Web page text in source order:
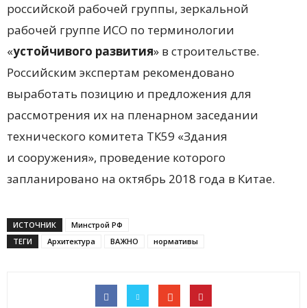
российской рабочей группы, зеркальной
рабочей группе ИСО по терминологии
«устойчивого развития» в строительстве.
Российским экспертам рекомендовано
выработать позицию и предложения для
рассмотрения их на пленарном заседании
технического комитета ТК59 «Здания
и сооружения», проведение которого
запланировано на октябрь 2018 года в Китае.
ИСТОЧНИК
Минстрой РФ
ТЕГИ
Архитектура ВАЖНО нормативы